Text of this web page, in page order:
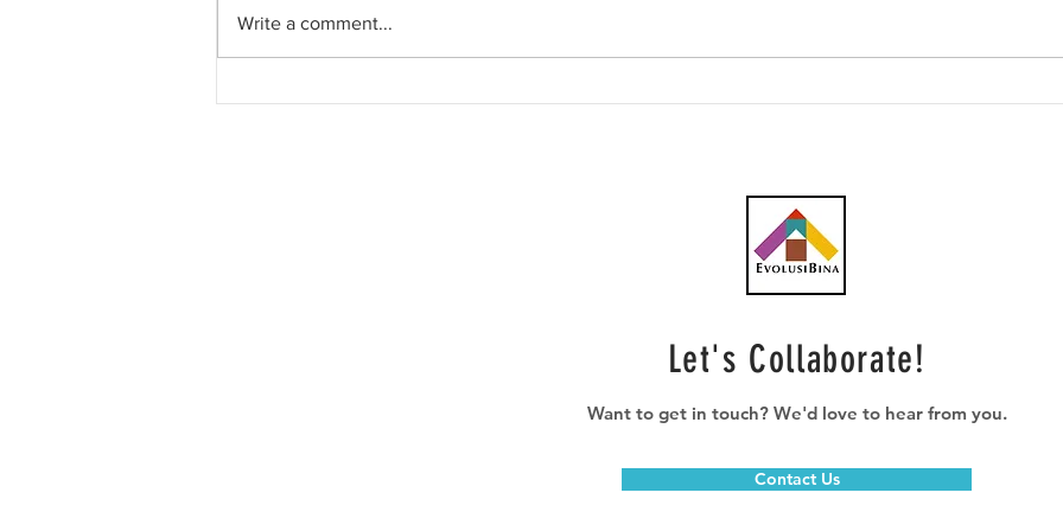
Write a comment...
Let's Collaborate!
Want to get in touch? We'd love to hear from you.
Contact Us